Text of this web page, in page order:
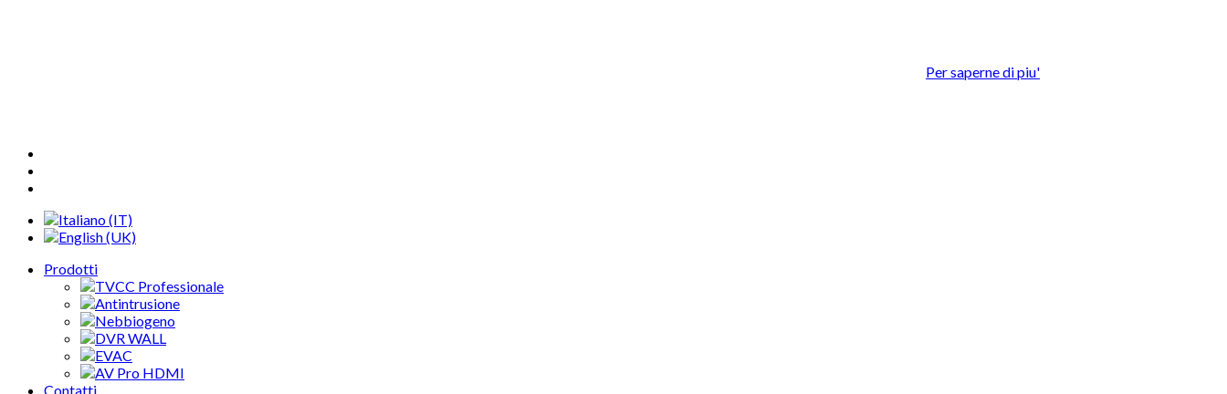
Per saperne di piu'
Prodotti
TVCC Professionale
Antintrusione
Nebbiogeno
DVR WALL
EVAC
AV Pro HDMI
Contatti